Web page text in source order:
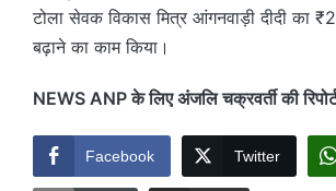
टोला सेवक विकास मित्र आंगनवाड़ी दीदी का
बढ़ाने का काम किया।
NEWS ANP के लिए अंजलि चक्रवर्ती की
Facebook Twitter